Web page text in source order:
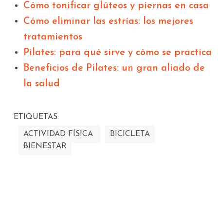
Cómo tonificar glúteos y piernas en casa
Cómo eliminar las estrías: los mejores
tratamientos
Pilates: para qué sirve y cómo se practica
Beneficios de Pilates: un gran aliado de
la salud
ETIQUETAS:
ACTIVIDAD FÍSICA
BICICLETA
BIENESTAR